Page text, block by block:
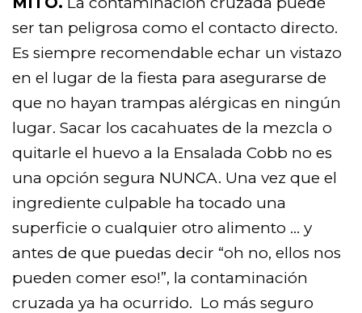
ser tan peligrosa como el contacto directo.
Es siempre recomendable echar un vistazo
en el lugar de la fiesta para asegurarse de
que no hayan trampas alérgicas en ningún
lugar. Sacar los cacahuates de la mezcla o
quitarle el huevo a la Ensalada Cobb no es
una opción segura NUNCA. Una vez que el
ingrediente culpable ha tocado una
superficie o cualquier otro alimento … y
antes de que puedas decir “oh no, ellos nos
pueden comer eso!”, la contaminación
cruzada ya ha ocurrido. Lo más seguro